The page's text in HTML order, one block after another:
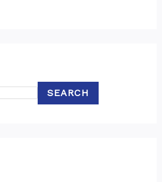
SEARCH